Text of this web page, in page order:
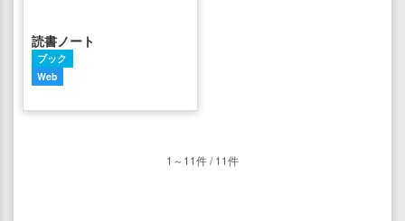
読書ノート
ブック
Web
1～11件 / 11件